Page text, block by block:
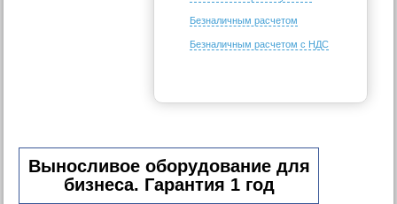
Безналичным расчетом
Безналичным расчетом с НДС
Выносливое оборудование для
бизнеса. Гарантия 1 год